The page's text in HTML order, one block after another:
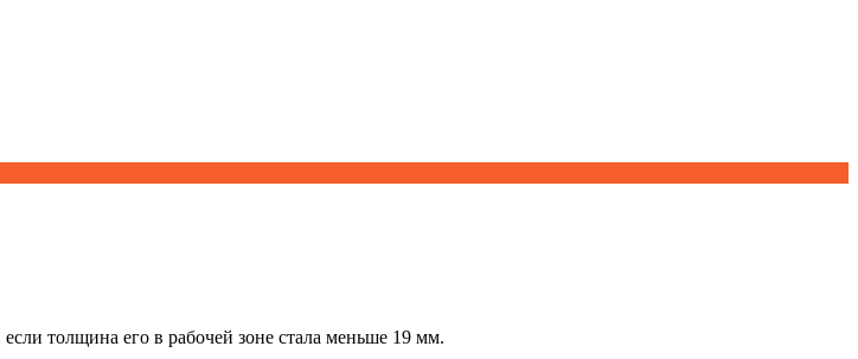
толщина его в рабочей зоне стала меньше 19 мм.